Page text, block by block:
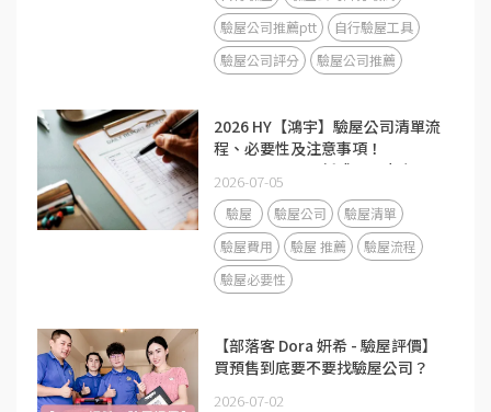
驗屋公司推薦ptt
自行驗屋工具
驗屋公司評分
驗屋公司推薦
2026 HY【鴻宇】驗屋公司清單流
程、必要性及注意事項！
Mobile01、ptt新成屋、中古屋及
預售屋檢查表！
2026-07-05
驗屋 驗屋公司
驗屋清單
驗屋費用
驗屋 推薦
驗屋流程
驗屋必要性
【部落客 Dora 妍希 - 驗屋評價】
買預售到底要不要找驗屋公司？
2026-07-02